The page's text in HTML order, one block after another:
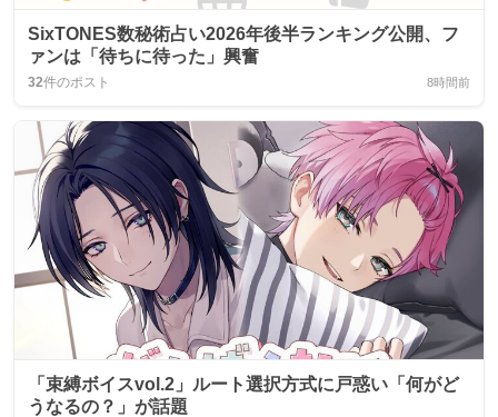
SixTONES数秘術占い2026年後半ランキング公開、フ
ァンは「待ちに待った」興奮
32件のポスト 8時間前
「束縛ボイスvol.2」ルート選択方式に戸惑い「何がど
うなるの？」が話題